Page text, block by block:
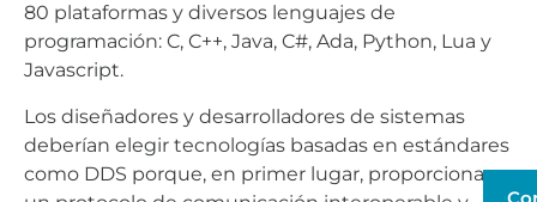
80 plataformas y diversos lenguajes de
programación: C, C++, Java, C#, Ada, Python, Lua y
Javascript.
Los diseñadores y desarrolladores de sistemas
deberían elegir tecnologías basadas en estándares
como DDS porque, en primer lugar, proporcionan